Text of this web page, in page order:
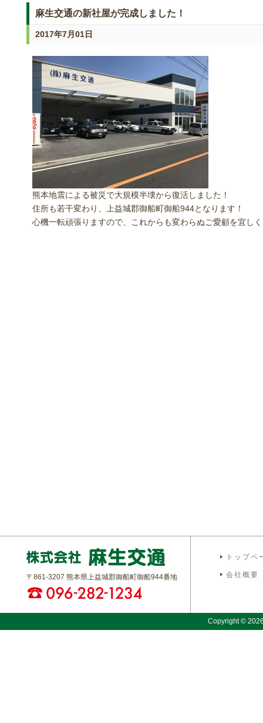
麻生交通の新社屋が完成しました！
2017年7月01日
熊本地震による被災で大規模半壊から復活しました！
住所も若干変わり、上益城郡御船町御船944となります！
心機一転頑張りますので、これからも変わらぬご愛顧を宜し
〒861-3207 熊本県上益城郡御船町御船944番地
トップペ
会社概要
Copyright ©